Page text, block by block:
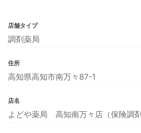
店舗タイプ
調剤薬局
住所
高知県高知市南万々87-1
店名
よどや薬局 高知南万々店（保険調剤